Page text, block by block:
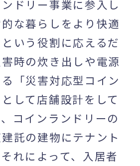
ドリー事業に参入し
な暮らしをより快適
いう役割に応えるだ
時の炊き出しや電源
「災害対応型コイン
して店舗設計をして
コインランドリーの
託の建物にテナント
れによって、入居者